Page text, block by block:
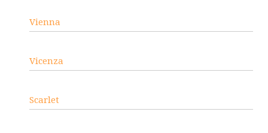
Vienna
Vicenza
Scarlet